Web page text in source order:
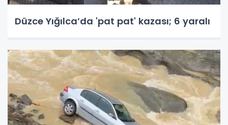
Düzce Yığılca’da 'pat pat' kazası; 6 yaralı